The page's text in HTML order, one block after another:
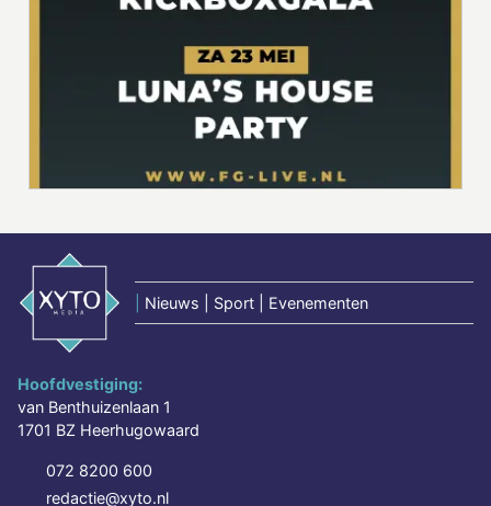
Nieuws | Sport | Evenementen
Hoofdvestiging:
van Benthuizenlaan 1
1701 BZ Heerhugowaard
072 8200 600
redactie@xyto.nl